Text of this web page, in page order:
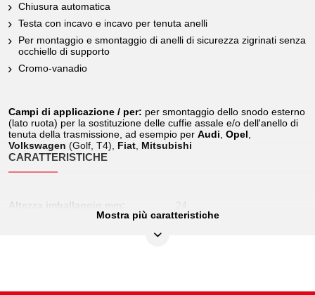
Chiusura automatica
Testa con incavo e incavo per tenuta anelli
Per montaggio e smontaggio di anelli di sicurezza zigrinati senza
occhiello di supporto
Cromo-vanadio
Campi di applicazione / per: per smontaggio dello snodo esterno
(lato ruota) per la sostituzione delle cuffie assale e/o dell'anello di
tenuta della trasmissione, ad esempio per Audi Opel
Volkswagen (Golf, T4), Fiat Mitsubishi
CARATTERISTICHE
Altezza imballaggio mm: 24
Mostra più caratteristiche